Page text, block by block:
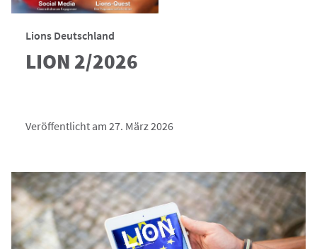
Lions Deutschland
LION 2/2026
Veröffentlicht am 27. März 2026